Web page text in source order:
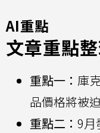
AI重點
文章重點整
重點一： 庫
品價格將被
重點二： 9月